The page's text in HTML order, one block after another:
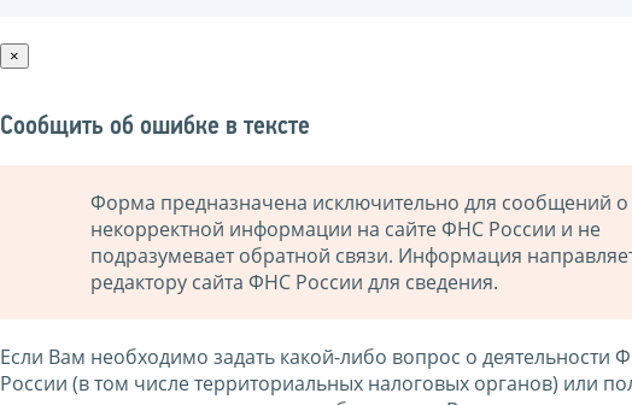
×
Сообщить об ошибке в тексте
Форма предназначена исключительно для сообщений о
некорректной информации на сайте ФНС России и не
подразумевает обратной связи. Информация
редактору сайта ФНС России для сведения.
Если Вам необходимо задать какой-либо вопрос о деятельности
России (в том числе территориальных налоговых органов) или